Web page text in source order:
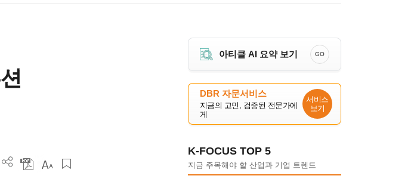
아티클 AI 요약 보기 GO
DBR 자문서비스
지금의 고민, 검증된 전문가에
게
서비스
보기
K-FOCUS TOP 5
지금 주목해야 할 산업과 기업 트렌드